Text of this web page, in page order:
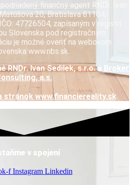
finančný agent RNDr. Ivan
20, Bratislava 81104,
47726504, zapísaným v registri
Slovenska pod registračným
je možné overiť na webovom
www.nbs.sk.
RNDr. Ivan Sedilek, s.r.o. a Broker
a.s.
stránok www.financiereality.sk
v spojení
f Instagram Linkedin